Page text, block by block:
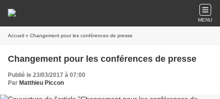
MENU
Accueil » Changement pour les conférences de presse
Changement pour les conférences de presse
Publié le 23/03/2017 à 07:00
Par Matthieu Piccon